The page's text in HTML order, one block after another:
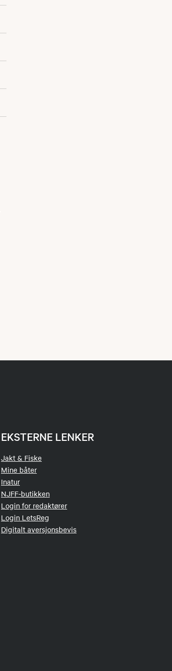
EKSTERNE LENKER
Jakt & Fiske
Mine båter
Inatur
NJFF-butikken
Login for redaktører
Login LetsReg
Digitalt aversjonsbevis